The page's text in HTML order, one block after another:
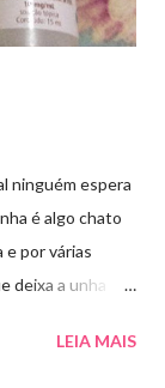
ninguém espera
é algo chato
e por várias
deixa a unha
micoses é por
LEIA MAIS